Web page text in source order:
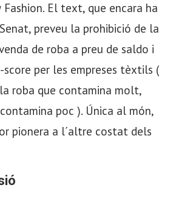
El text, que encara ha
preveu la prohibició de la
de roba a preu de saldo i
score per les empreses tèxtils (
roba que contamina molt,
poc ). Única al món,
pionera a l´altre costat dels